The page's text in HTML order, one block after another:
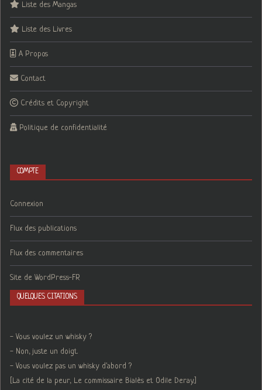
Liste des Mangas
Liste des Livres
A Propos
Contact
Crédits et Copyright
Politique de confidentialité
COMPTE
Connexion
Flux des publications
Flux des commentaires
Site de WordPress-FR
QUELQUES CITATIONS
- Vous voulez un whisky ?
- Non, juste un doigt.
- Vous voulez pas un whisky d'abord ?
[La cité de la peur, Le commissaire Bialès et Odile Deray.]